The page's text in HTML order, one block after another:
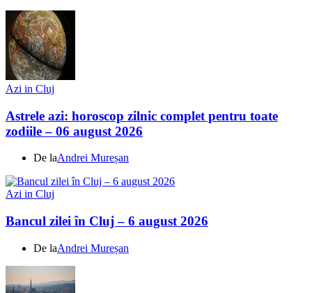
Azi in Cluj
Astrele azi: horoscop zilnic complet pentru toate
zodiile – 06 august 2026
De laAndrei Mureșan
Azi in Cluj
Bancul zilei în Cluj – 6 august 2026
De laAndrei Mureșan